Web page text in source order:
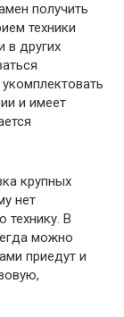
получить
техники
в других
и имеет
крупных
нет
технику. В
можно
приедут и